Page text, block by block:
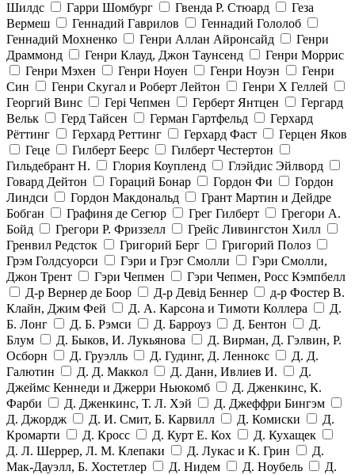
Шилдс
Гарри Шомбург Гвенда Р. Стюард
Геза
Вермеш
Геннадий Гаврилов
Геннадий Гололоб
Геннадий Мохненко
Генри Аллан Айронсайд
Генри
Драммонд
Генри Клауд, Джон Таунсенд
Генри Моррис
Генри Мэхен
Генри Ноуен Генри Ноуэн
Генри
Син
Генри Скугал и Роберт Лейтон
Генри Х Геллей
Георгий Винс
Гері Чепмен Герберт Янтцен
Гергард
Вельк
Герд Тайсен Герман Гартфельд
Герхард
Рёттинг
Герхард Реттинг Герхард Фаст
Герцен Яков
Геце
Гилберт Беерс
Гилберт Честертон
Гильдебрант Н.
Глория Коупленд
Глэйдис Эйлворд
Говард Дейтон
Гораций Бонар Гордон Фи
Гордон
Линдси
Гордон Макдональд
Грант Мартин и Дейдре
Бобган
Графиня де Сегюр Грег Гилберт
Грегори А.
Бойд
Грегори Р. Фриззелл
Грейс Ливингстон Хилл
Гренвил Редсток
Григорий Берг
Григорий Полоз
Грэм Голдсуорси
Гэри и Грэг Смолли
Гэри Смолли,
Джон Трент
Гэри Чепмен
Гэри Чепмен, Росс Кэмпбелл
Д-р Вернер де Боор
Д-р Девід Беннер
д-р Фостер В.
Клайн, Джим Фей
Д. А. Карсона и Тимоти Коллера
Д.
Б. Лонг
Д. Б. Рэмси Д. Барроуз Д. Бентон
Д.
Блум
Д. Быков, И. Лукьянова
Д. Вирман, Д. Гэлвин, Р.
Осборн
Д. Груэлль Д. Гудинг, Д. Леннокс
Д. Д.
Галютин
Д. Д. Маккол Д. Данн, Ивлиев И.
Д.
Джеймс Кеннеди и Джерри Ньюкомб
Д. Дженкинс, К.
Фарби
Д. Дженкинс, Т. Л. Хэй
Д. Джеффри Бингэм
Д. Джордж
Д. И. Смит, Б. Карвилл Д. Комиски
Д.
Кромарти
Д. Кросс Д. Курт Е. Кох
Д. Кухащек
Д. Л. Шеррер, Л. М. Клепаки
Д. Лукас и К. Грин
Д.
Мак-Дауэлл, Б. Хостетлер
Д. Нидем Д. Ноубель
Д.